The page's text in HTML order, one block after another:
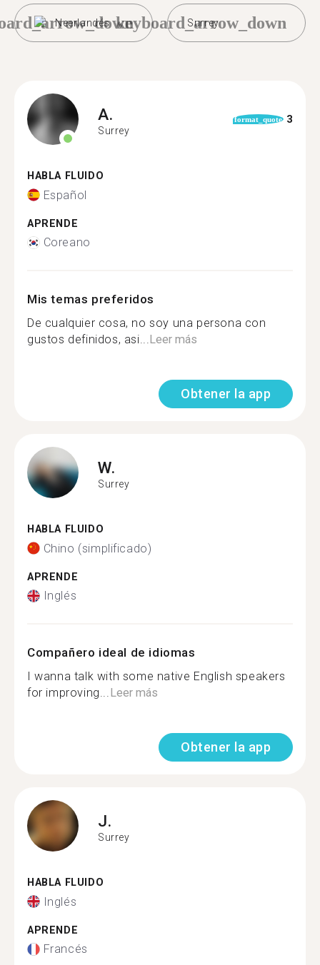
Neerlandés Surrey
keyboard_arrow_down
A.
Surrey
format_quote 3
HABLA FLUIDO
Español
APRENDE
Coreano
Mis temas preferidos
De cualquier cosa, no soy una persona con
gustos definidos, asi...Leer más
Obtener la app
W.
Surrey
HABLA FLUIDO
Chino (simplificado)
APRENDE
Inglés
Compañero ideal de idiomas
I wanna talk with some native English speakers
for improving...Leer más
Obtener la app
J.
Surrey
HABLA FLUIDO
Inglés
APRENDE
Francés